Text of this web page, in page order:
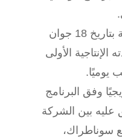
وقد دخل المصنع حيز الخدمة بتاريخ 18 جوان
الإنتاجية الأولى
وفق البرنامج
عليه بين الشركة
سوناطراك،